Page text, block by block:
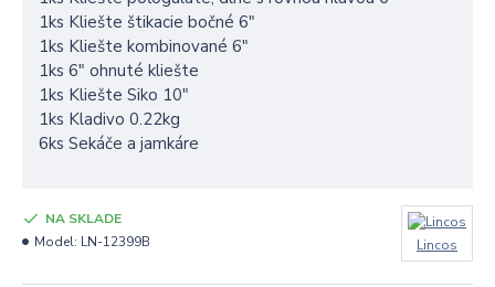
1ks Kliešte štikacie bočné 6"
1ks Kliešte kombinované 6"
1ks 6" ohnuté kliešte
1ks Kliešte Siko 10"
1ks Kladivo 0.22kg
6ks Sekáče a jamkáre
NA SKLADE
Model: LN-12399B Lincos